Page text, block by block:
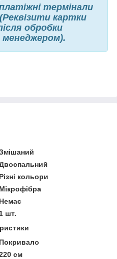
термінали
картки
обробки
Різні кольори
Мікрофібра
Немає
1 шт.
Покривало
см